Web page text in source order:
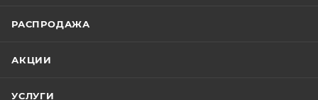
РАСПРОДАЖА
АКЦИИ
УСЛУГИ